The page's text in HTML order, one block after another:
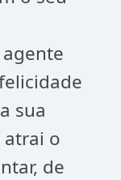
sua
o
de